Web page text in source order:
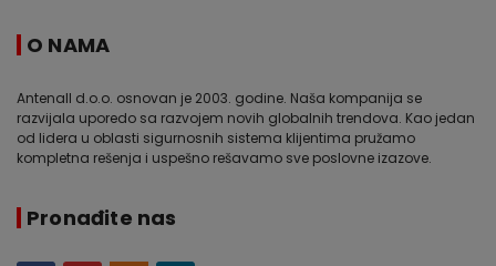
O NAMA
Antenall d.o.o. osnovan je 2003. godine. Naša kompanija se
razvijala uporedo sa razvojem novih globalnih trendova. Kao jedan
od lidera u oblasti sigurnosnih sistema klijentima pružamo
kompletna rešenja i uspešno rešavamo sve poslovne izazove.
Pronađite nas